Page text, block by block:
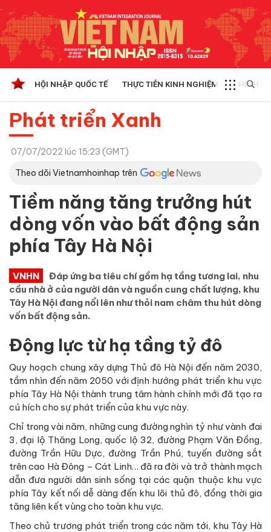
HỘI NHẬP QUỐC TẾ THỰC TIỄN KINH NGHIỆM CHÍNH
Phát triển Xanh
07/07/2022 lúc 15:23 (GMT)
Theo dõi Vietnamhoinhap trên
Tiềm năng tăng trưởng hút
dòng vốn vào bất động sản
phía Tây Hà Nội
VNHN
Đáp ứng ba tiêu chí gồm hạ tầng tương lai, nhu
cầu nhà ở của người dân và nguồn cung chất lượng, khu
Tây Hà Nội đang nổi lên như thỏi nam châm thu hút dòng
vốn bất động sản.
Động lực từ hạ tầng tỷ đô
Quy hoạch chung xây dựng Thủ đô Hà Nội đến năm 2030,
tầm nhìn đến năm 2050 với định hướng phát triển khu vực
phía Tây Hà Nội thành trung tâm hành chính mới đã tạo ra
cú hích cho sự phát triển của khu vực này.
Chỉ trong vài năm, những cung đường nghìn tỷ như vành đai
3, đại lộ Thăng Long, quốc lộ 32, đường Phạm Văn Đồng,
đường Trần Hữu Dực, đường Trần Phú, tuyến đường sắt
trên cao Hà Đông – Cát Linh… đã ra đời và trở thành mạch
dẫn đưa người dân sinh sống tại các quận thuộc khu vực
phía Tây kết nối dễ dàng đến khu lõi thủ đô, đồng thời gia
tăng liên kết vùng cho toàn khu vực.
Theo chủ trương phát triển trong các năm tới, khu Tây Hà